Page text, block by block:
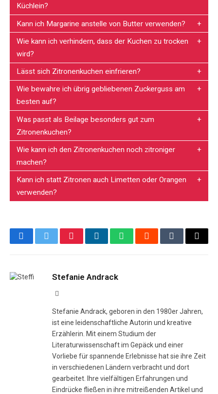
Küchlein?
Kann ich Margarine anstelle von Butter verwenden?
Wie kann ich verhindern, dass der Kuchen zu trocken
wird?
Lässt sich Zitronenkuchen einfrieren?
Wie bewahre ich übrig gebliebenen Zuckerguss am
besten auf?
Was passt als Beilage besonders gut zum
Zitronenkuchen?
Wie kann ich den Zitronenkuchen noch zitroniger
machen?
Kann ich statt Zitronen auch Limetten oder Orangen
verwenden?
FacebookTwitterPinterestLinkedInWhatsAppRedditTumblrEmail
Stefanie Andrack
Stefanie Andrack, geboren in den 1980er Jahren,
ist eine leidenschaftliche Autorin und kreative
Erzählerin. Mit einem Studium der
Literaturwissenschaft im Gepäck und einer
Vorliebe für spannende Erlebnisse hat sie ihre Zeit
in verschiedenen Ländern verbracht und dort
gearbeitet. Ihre vielfältigen Erfahrungen und
Eindrücke fließen in ihre mitreißenden Artikel und